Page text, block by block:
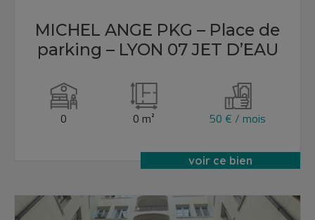
MICHEL ANGE PKG – Place de
parking – LYON 07 JET D’EAU
0 0 m² 50 € / mois
voir ce bien